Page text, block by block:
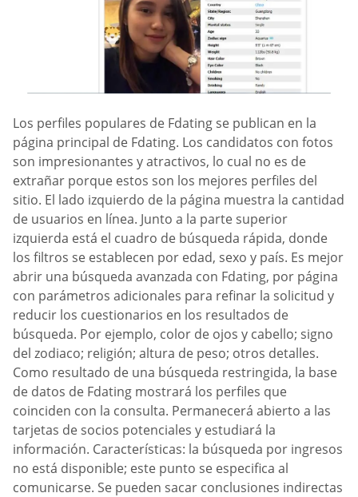
Los perfiles populares de Fdating se publican en la
página principal de Fdating. Los candidatos con fotos
son impresionantes y atractivos, lo cual no es de
extrañar porque estos son los mejores perfiles del
sitio. El lado izquierdo de la página muestra la cantidad
de usuarios en línea. Junto a la parte superior
izquierda está el cuadro de búsqueda rápida, donde
los filtros se establecen por edad, sexo y país. Es mejor
abrir una búsqueda avanzada con Fdating, por página
con parámetros adicionales para refinar la solicitud y
reducir los cuestionarios en los resultados de
búsqueda. Por ejemplo, color de ojos y cabello; signo
del zodiaco; religión; altura de peso; otros detalles.
Como resultado de una búsqueda restringida, la base
de datos de Fdating mostrará los perfiles que
coinciden con la consulta. Permanecerá abierto a las
tarjetas de socios potenciales y estudiará la
información. Características: la búsqueda por ingresos
no está disponible; este punto se especifica al
comunicarse. Se pueden sacar conclusiones indirectas